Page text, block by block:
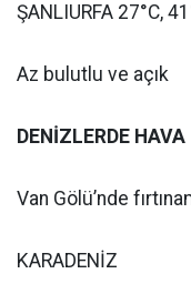
ŞANLIURFA 27°C,
Az bulutlu ve açık
DENİZLERDE HAVA
Van Gölü’nde
KARADENİZ